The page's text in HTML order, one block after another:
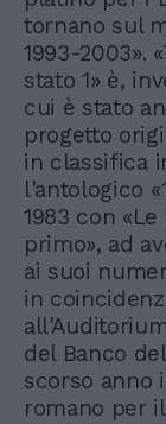
tornano sul
1993-2003».
stato 1» è,
cui è stato
progetto
in classifica
l'antologico
1983 con
primo», ad
ai suoi
in
del Banco
scorso anno
romano per